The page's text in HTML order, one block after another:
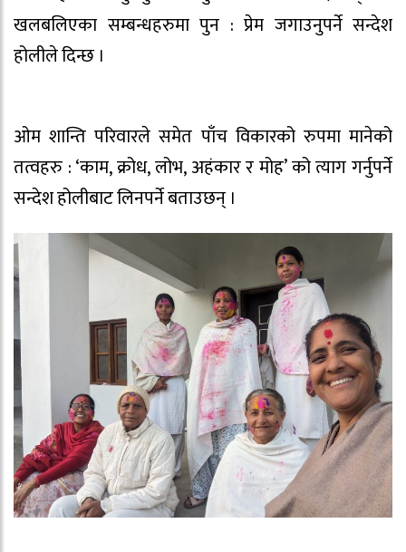
खलबलिएका सम्बन्धहरुमा पुन : प्रेम जगाउनुपर्ने सन्देश
होलीले दिन्छ ।
ओम शान्ति परिवारले समेत पाँच विकारको रुपमा मानेको
तत्वहरु : ‘काम, क्रोध, लोभ, अहंकार र मोह’ को त्याग गर्नुपर्ने
सन्देश होलीबाट लिनपर्ने बताउछन् ।